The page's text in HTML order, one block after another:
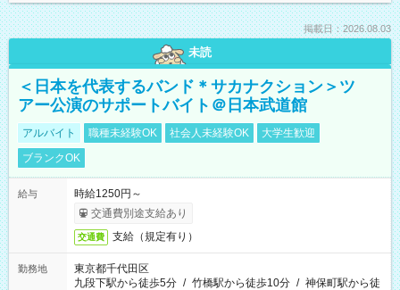
掲載日：2026.08.03
未読
＜日本を代表するバンド＊サカナクション＞ツ
アー公演のサポートバイト＠日本武道館
アルバイト 職種未経験OK 社会人未経験OK
大学生歓迎
ブランクOK
給与
時給1250円～
交通費別途支給あり
交通費 支給（規定有り）
勤務地
東京都千代田区
九段下駅から徒歩5分 / 竹橋駅から徒歩10分 / 神保町駅から徒